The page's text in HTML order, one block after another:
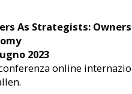
As Strategists:
2023
online
in Family
Bocconi.
è stato
Chair of
visiting
l’Università